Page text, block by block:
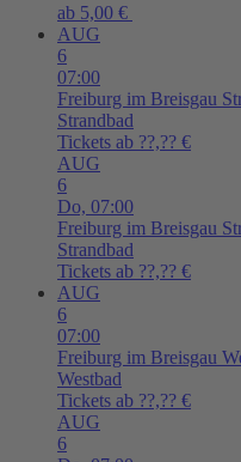
ab 5,00 €
AUG
6
07:00
Freiburg im Breisgau
Strandbad
Tickets ab ??,?? €
AUG
6
Do, 07:00
Freiburg im Breisgau
Strandbad
Tickets ab ??,?? €
AUG
6
07:00
Freiburg im Breisgau
Westbad
Tickets ab ??,?? €
AUG
6